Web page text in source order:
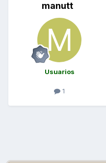
manutt
Usuarios
1